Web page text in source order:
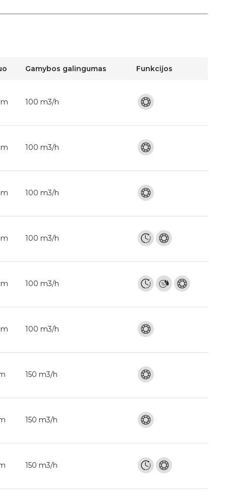
Gamybos galingumas Funkcijos
100 m3/h
100 m3/h
100 m3/h
100 m3/h
100 m3/h
100 m3/h
150 m3/h
150 m3/h
150 m3/h